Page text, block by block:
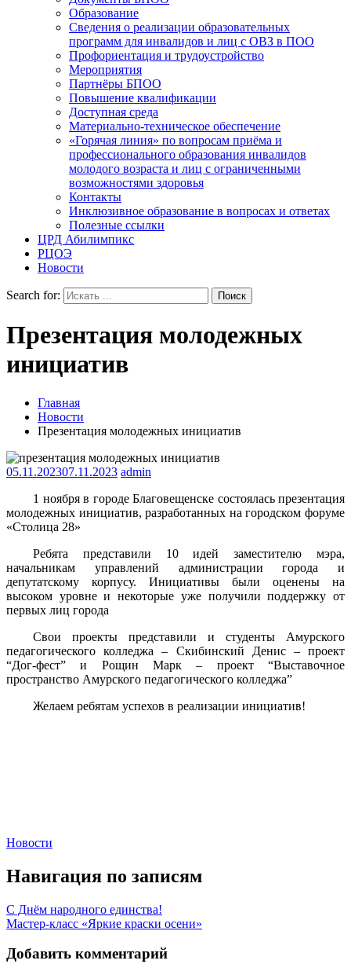
Образование
Сведения о реализации образовательных
программ для инвалидов и лиц с ОВЗ в ПОО
Профориентация и трудоустройство
Мероприятия
Партнёры БПОО
Повышение квалификации
Доступная среда
Материально-техническое обеспечение
«Горячая линия» по вопросам приёма и
профессионального образования инвалидов
молодого возраста и лиц с ограниченными
возможностями здоровья
Контакты
Инклюзивное образование в вопросах и ответах
Полезные ссылки
ЦРД Абилимпикс
РЦОЭ
Новости
Search for:
Презентация молодежных
инициатив
Главная
Новости
Презентация молодежных инициатив
05.11.202307.11.2023 admin
1 ноября в городе Благовещенске состоялась презентация
молодежных инициатив, разработанных на городском форуме
«Столица 28»
Ребята представили 10 идей заместителю мэра,
начальникам управлений администрации города и
депутатскому корпусу. Инициативы были оценены на
высоком уровне и некоторые уже получили поддержку от
первых лиц города
Свои проекты представили и студенты Амурского
педагогического колледжа – Скибинский Денис – проект
“Дог-фест” и Рощин Марк – проект “Выставочное
пространство Амурского педагогического колледжа”
Желаем ребятам успехов в реализации инициатив!
Новости
Навигация по записям
С Днём народного единства!
Мастер-класс «Яркие краски осени»
Добавить комментарий